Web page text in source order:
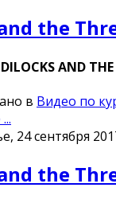
the
AND
в Видео по
24 сентября
the